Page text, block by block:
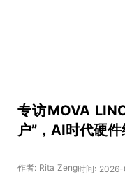
专访MOVA
户”，AI时代硬
作者: Rita Zeng时间: